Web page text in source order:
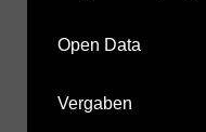
Open Data
Vergaben